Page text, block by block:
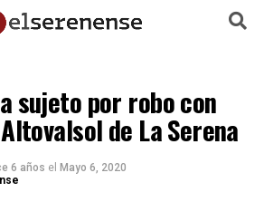
sujeto por robo con
de La Serena
6 años el Mayo 6, 2020